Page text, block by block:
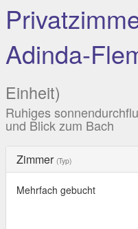
Adinda-
Einheit)
Ruhiges
und Blick zum Bach
Zimmer (Typ)
Mehrfach gebucht